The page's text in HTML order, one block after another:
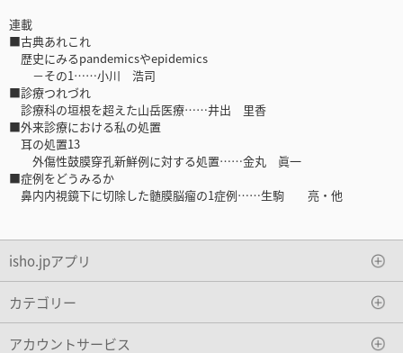
連載
■古典あれこれ
歴史にみるpandemicsやepidemics
－その1……小川 浩司
■診療つれづれ
診療科の垣根を超えた山岳医療……井出 里香
■外来診療における私の処置
耳の処置13
外傷性鼓膜穿孔新鮮例に対する処置……金丸 眞一
■症例をどうみるか
鼻内内視鏡下に切除した髄膜脳瘤の1症例……生駒 亮・他
isho.jpアプリ
カテゴリー
アカウントサービス